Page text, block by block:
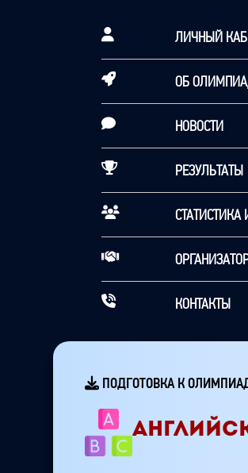
ЛИЧНЫЙ
ОБ
НОВОСТИ
РЕЗУЛЬТАТЫ
СТАТИСТИКА
КОНТАКТЫ
ПОДГОТОВКА К